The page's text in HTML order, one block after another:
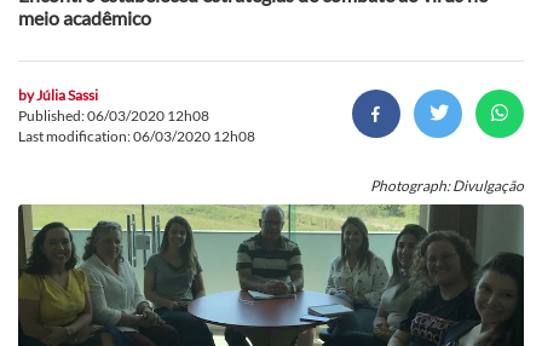
meio acadêmico
byJúlia Sassi
Published: 06/03/2020 12h08
Last modification: 06/03/2020 12h08
Photograph: Divulgação